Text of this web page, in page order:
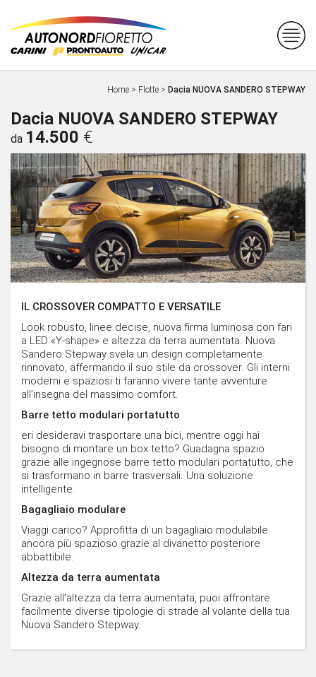
Home > Flotte > Dacia NUOVA SANDERO STEPWAY
Dacia NUOVA SANDERO STEPWAY
da 14.500 €
IL CROSSOVER COMPATTO E VERSATILE
Look robusto, linee decise, nuova firma luminosa con fari
a LED «Y-shape» e altezza da terra aumentata. Nuova
Sandero Stepway svela un design completamente
rinnovato, affermando il suo stile da crossover. Gli interni
moderni e spaziosi ti faranno vivere tante avventure
all’insegna del massimo comfort.
Barre tetto modulari portatutto
eri desideravi trasportare una bici, mentre oggi hai
bisogno di montare un box tetto? Guadagna spazio
grazie alle ingegnose barre tetto modulari portatutto, che
si trasformano in barre trasversali. Una soluzione
intelligente.
Bagagliaio modulare
Viaggi carico? Approfitta di un bagagliaio modulabile
ancora più spazioso grazie al divanetto posteriore
abbattibile.
Altezza da terra aumentata
Grazie all’altezza da terra aumentata, puoi affrontare
facilmente diverse tipologie di strade al volante della tua
Nuova Sandero Stepway.